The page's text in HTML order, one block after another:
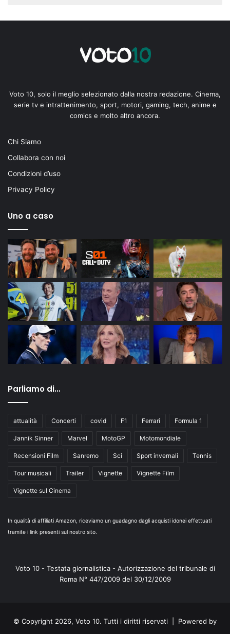
Voto 10, solo il meglio selezionato dalla nostra redazione. Cinema,
serie tv e intrattenimento, sport, motori, gaming, tech, anime e
comics e molto altro ancora.
Chi Siamo
Collabora con noi
Condizioni d’uso
Privacy Policy
Uno a caso
Parliamo di…
attualità Concerti covid F1 Ferrari Formula 1
Jannik Sinner Marvel MotoGP Motomondiale
Recensioni Film Sanremo Sci Sport invernali Tennis
Tour musicali Trailer Vignette Vignette Film
Vignette sul Cinema
In qualità di affiliati Amazon, riceviamo un guadagno dagli acquisti idonei effettuati
tramite i link presenti sul nostro sito.
Voto 10 - Testata giornalistica - Autorizzazione del tribunale di
Roma N° 447/2009 del 30/12/2009
© Copyright 2026, Voto 10. Tutti i diritti riservati | Powered by